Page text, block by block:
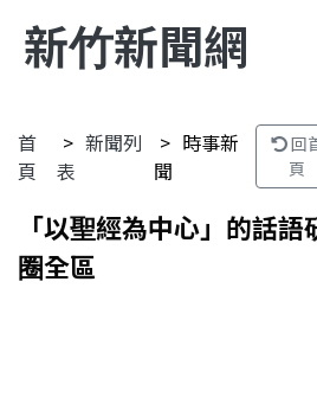
新竹新聞網
首
頁
新聞列
表
時事新
聞
回
頁
「以聖經為中心」的話
圈全區